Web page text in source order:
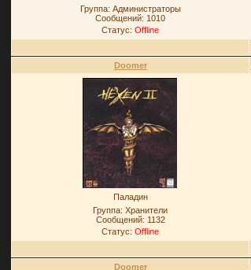
Группа: Администраторы
Сообщений: 1010
Статус:Offline
Doomer
Паладин
Группа: Хранители
Сообщений: 1132
Статус:Offline
Doomer